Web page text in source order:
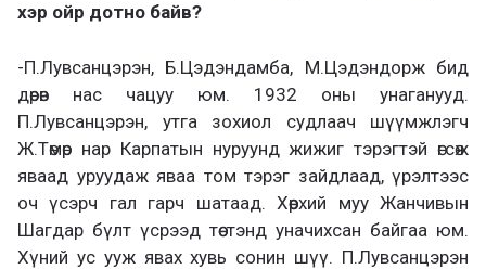
хэр ойр дотно байв?
-П.Лувсанцэрэн, Б.Цэдэндамба, М.Цэдэндорж бид
дөрөв нас чацуу юм. 1932 оны унаганууд.
П.Лувсанцэрэн, утга зохиол судлаач шүүмжлэгч
Ж.Төмөр нар Карпатын нуруунд жижиг тэрэгтэй өгсөж
яваад уруудаж яваа том тэрэг зайдлаад, үрэлтээс
оч үсэрч гал гарч шатаад. Хөөрхий муу Жанчивын
Шагдар бүлт үсрээд төө тэнд уначихсан байгаа юм.
Хүний ус ууж явах хувь сонин шүү. П.Лувсанцэрэн